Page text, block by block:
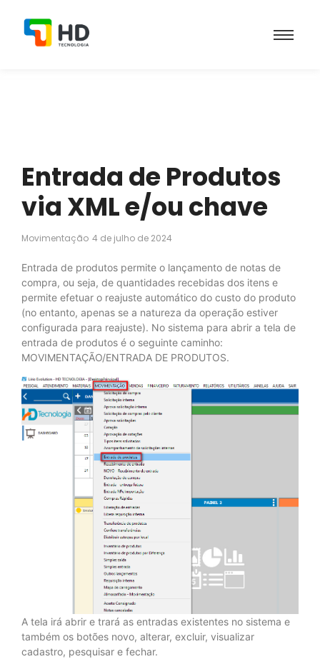
Entrada de Produtos
via XML e/ou chave
Movimentação 4 de julho de 2024
Entrada de produtos permite o lançamento de notas de
compra, ou seja, de quantidades recebidas dos itens e
permite efetuar o reajuste automático do custo do produto
(no entanto, apenas se a natureza da operação estiver
configurada para reajuste). No sistema para abrir a tela de
entrada de produtos é o seguinte caminho:
MOVIMENTAÇÃO/ENTRADA DE PRODUTOS.
A tela irá abrir e trará as entradas existentes no sistema e
também os botões novo, alterar, excluir, visualizar
cadastro, pesquisar e fechar.